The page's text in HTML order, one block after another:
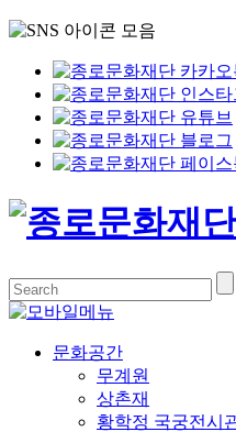
문화공간
무계원
상촌재
황학정 국궁전시